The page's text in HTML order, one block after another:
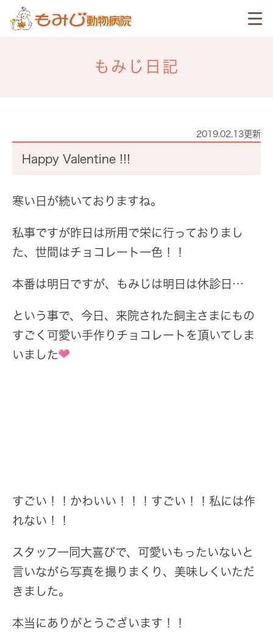
もみじ日記
2019.02.13更新
Happy Valentine !!!
寒い日が続いておりますね。
私事ですが昨日は所用で栄に行っておりまし
た、世間はチョコレート一色！！
本番は明日ですが、もみじは明日は休診日…
という事で、今日、来院された飼主さまにもの
すごく可愛い手作りチョコレートを頂いてしま
いました
すごい！！かわいい！！！すごい！！私には作
れない！！
スタッフ一同大喜びで、可愛いもったいないと
言いながら写真を撮りまくり、美味しくいただ
きました。
本当にありがとうございます！！